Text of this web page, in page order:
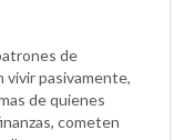
de
vivir pasivamente,
de quienes
cometen